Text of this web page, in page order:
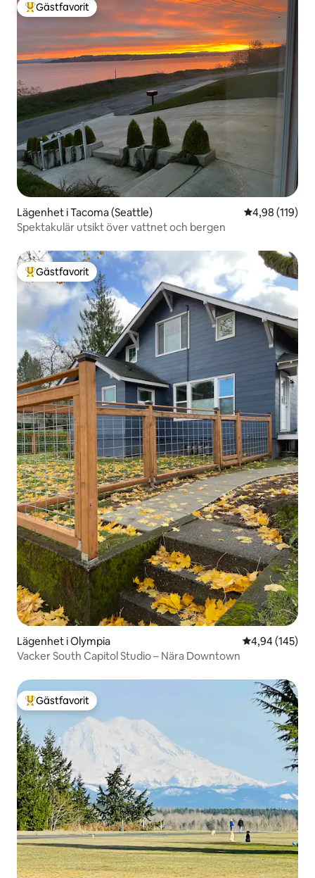
Populär gästfavorit
Gästfavorit
Lägenhet i Tacoma (Seattle) 4,98 av 5 i
4,98 (119)
Spektakulär utsikt över vattnet och bergen
Populär gästfavorit
Gästfavorit
Lägenhet i Olympia 4,94 av 5 i
4,94 (145)
Vacker South Capitol Studio – Nära Downtown
Populär gästfavorit
Gästfavorit